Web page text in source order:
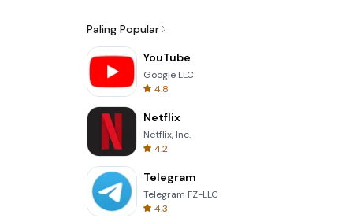
Paling Popular
YouTube
Google LLC
4.8
Netflix
Netflix, Inc.
4.2
Telegram
Telegram FZ-LLC
4.3